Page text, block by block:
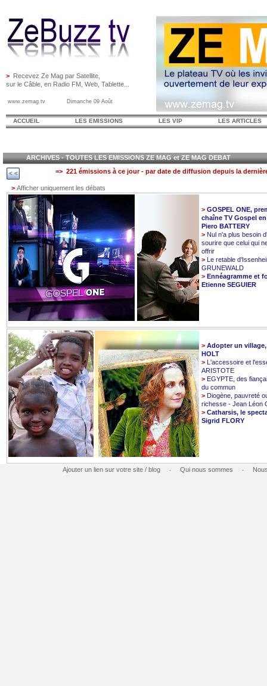
> Recevez Ze Mag par Satellite,
sur le Câble, en Radio FM, Web, Tablette...
www.zemag.tv Dimanche 09 Août
ACCUEIL LES EMISSIONS LES VIP LES ARTICLES
ARCHIVES - TOUTES LES EMISSIONS ZE MAG et ZE MAG DEBAT
=> 221 émissions à ce jour - par date de diffusion depuis la
> Afficher uniquement les débats
> GOSPEL ONE,
chaîne TV Gospel
Piero BATTERY
> Nul n'a plus besoin
sourire que celui qui
offrir
> Le retable
GRUNEWALD
> Ennéagramme et
Etienne SEGUIER
> Adopter un
HOLT
> L'accessoire et
ARISTOTE
> EGYPTE, des
du commun
> Diogène, pauvreté
richesse - Jean Léon
> Catharsis, le
Sigrid FLORY
Ajouter un lien sur votre site / blog - Qui nous sommes -